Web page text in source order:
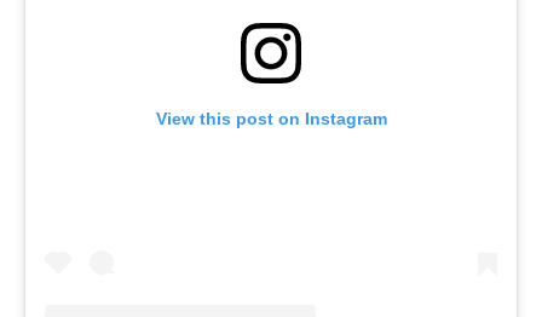
View this post on Instagram